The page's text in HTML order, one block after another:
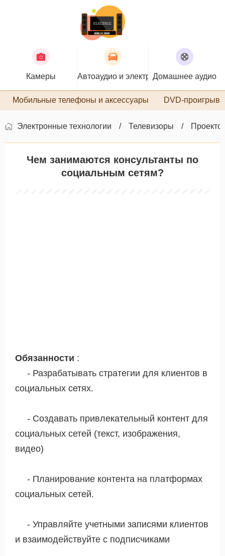
Камеры Автоаудио и электроникаДомашнее аудио
Мобильные телефоны и аксессуары DVD-
Электронные технологии Телевизоры
Чем занимаются консультанты по
социальным сетям?
Обязанности :
- Разрабатывать стратегии для клиентов в
социальных сетях.
- Создавать привлекательный контент для
социальных сетей (текст, изображения,
видео)
- Планирование контента на платформах
социальных сетей.
- Управляйте учетными записями клиентов
и взаимодействуйте с подписчиками